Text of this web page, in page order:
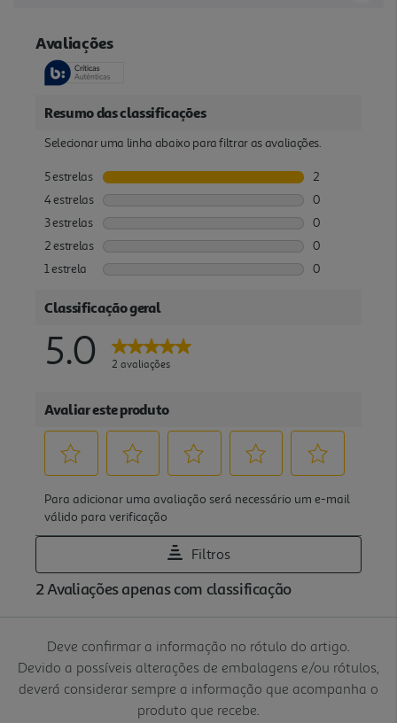
Deve confirmar a informação no rótulo do artigo.
Devido a possíveis alterações de embalagens e/ou rótulos,
deverá considerar sempre a informação que acompanha o
produto que recebe.